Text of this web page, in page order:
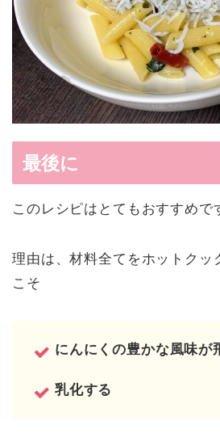
最後に
このレシピはとてもおすすめで
理由は、材料全てをホットクッ
こそ
にんにくの豊かな風味が
乳化する